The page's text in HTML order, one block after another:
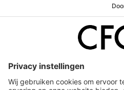
Vacatures
Service & Contact
Werken bij ons
Privacy Statement